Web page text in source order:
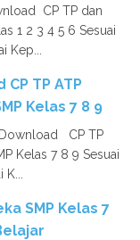
CP TP dan
1 2 3 4 5 6 Sesuai
CP TP ATP
Kelas 7 8 9
CP TP
Kelas 7 8 9 Sesuai
SMP Kelas 7